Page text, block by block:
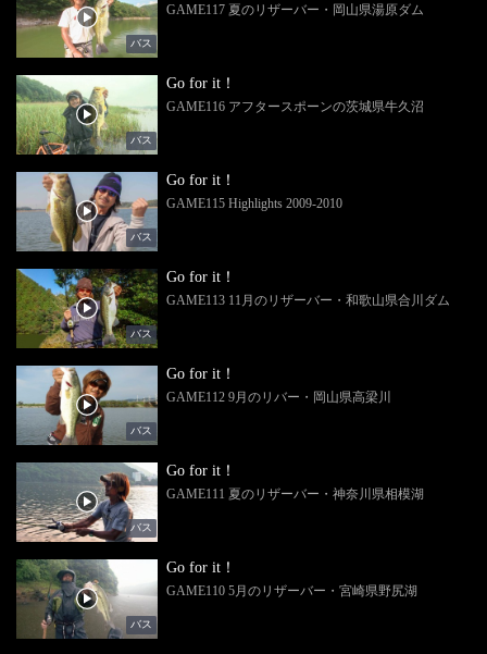
バス
GAME117 夏のリザーバー・岡山県湯原ダム
バス
Go for it！
GAME116 アフタースポーンの茨城県牛久沼
バス
Go for it！
GAME115 Highlights 2009-2010
バス
Go for it！
GAME113 11月のリザーバー・和歌山県合川ダム
バス
Go for it！
GAME112 9月のリバー・岡山県高梁川
バス
Go for it！
GAME111 夏のリザーバー・神奈川県相模湖
バス
Go for it！
GAME110 5月のリザーバー・宮崎県野尻湖